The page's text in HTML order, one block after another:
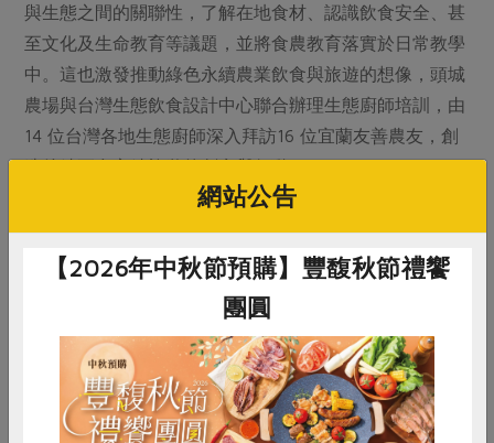
與生態之間的關聯性，了解在地食材、認識飲食安全、甚
至文化及生命教育等議題，並將食農教育落實於日常教學
中。這也激發推動綠色永續農業飲食與旅遊的想像，頭城
農場與台灣生態飲食設計中心聯合辦理生態廚師培訓，由
14 位台灣各地生態廚師深入拜訪16 位宜蘭友善農友，創
造後續更多永續旅遊的創意與行動。
部會食農教育的經驗，突破各法規的界線，如環境教育
都與食農教育的推展有關，可增修法規進行介面的融合與
推展。最後，期望儘速通過食農教育法，發展食農教育互
動網絡，刺激民間與地方政府共同制訂具創意的「食農教
育行動計畫」，推動全民食農教育運動，創造真正能兼顧
網站公告
【2026年中秋節預購】豐馥秋節禮饗
團圓